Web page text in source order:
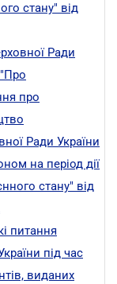
стану" від
Ради
про
Ради України
на період дії
стану" від
питання
під час
виданих